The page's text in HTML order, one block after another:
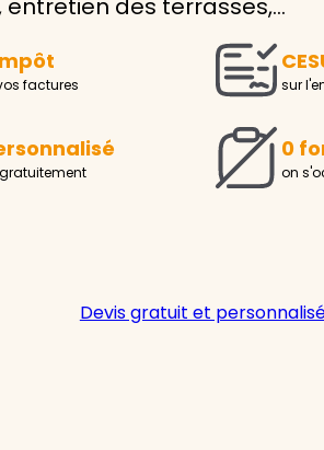
ou
entretien des terrasses,…
factures sur
0
on
Devis gratuit et